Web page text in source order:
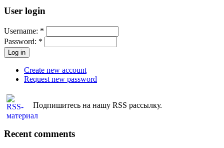
User login
Username: *
Password: *
Create new account
Request new password
Подпишитесь на нашу RSS рассылку.
Recent comments